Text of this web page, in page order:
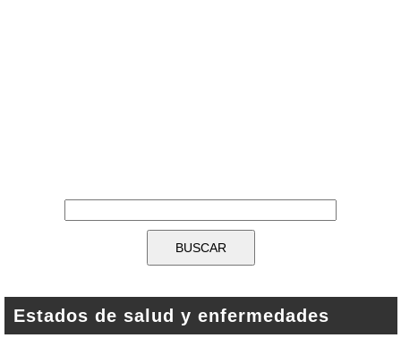
Estados de salud y enfermedades